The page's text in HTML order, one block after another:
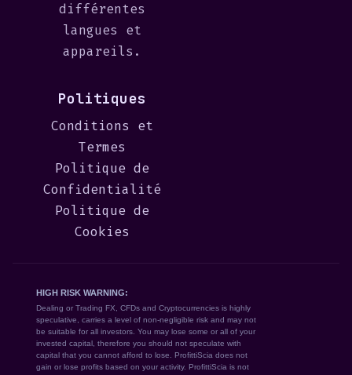
différentes
langues et
appareils.
Politiques
Conditions et
Termes
Politique de
Confidentialité
Politique de
Cookies